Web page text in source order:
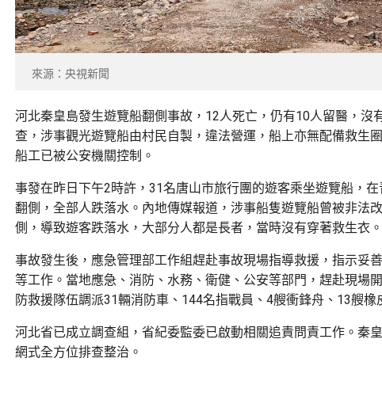
來源：央視新聞
河北秦皇島發生遊覽船翻側事故，12人死亡，仍有10人留醫，沒
查，涉事觀光遊覽船由村民自製，違法營運，船上亦無配備救生
船工已被公安機關控制。
事發在昨日下午2時許，31名唐山市旅行團的遊客乘坐遊覽船，
翻側，全部人跌落水。內地傳媒報道，涉事船隻遊覽船曾被非法
側，導致遊客跌落水，大部分人都是長者，當時沒有穿著救生衣。
事故發生後，應急管理部工作組趕赴事故現場指導救援，指示妥
等工作。當地應急、消防、水務、衛健、公安等部門，趕赴現場
防救援隊伍調派31輛消防車、144名指戰員、4艘衝鋒舟、13艘橡
河北省已成立調查組，省紀委監委已啟動相關追責問責工作。秦
網式全方位排查整治。